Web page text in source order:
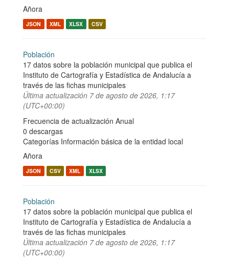
Añora
JSON XML XLSX CSV
Población
17 datos sobre la población municipal que publica el
Instituto de Cartografía y Estadística de Andalucía a
través de las fichas municipales
Última actualización 7 de agosto de 2026, 1:17
(UTC+00:00)
Frecuencia de actualización Anual
0 descargas
Categorías Información básica de la entidad local
Añora
JSON CSV XML XLSX
Población
17 datos sobre la población municipal que publica el
Instituto de Cartografía y Estadística de Andalucía a
través de las fichas municipales
Última actualización 7 de agosto de 2026, 1:17
(UTC+00:00)